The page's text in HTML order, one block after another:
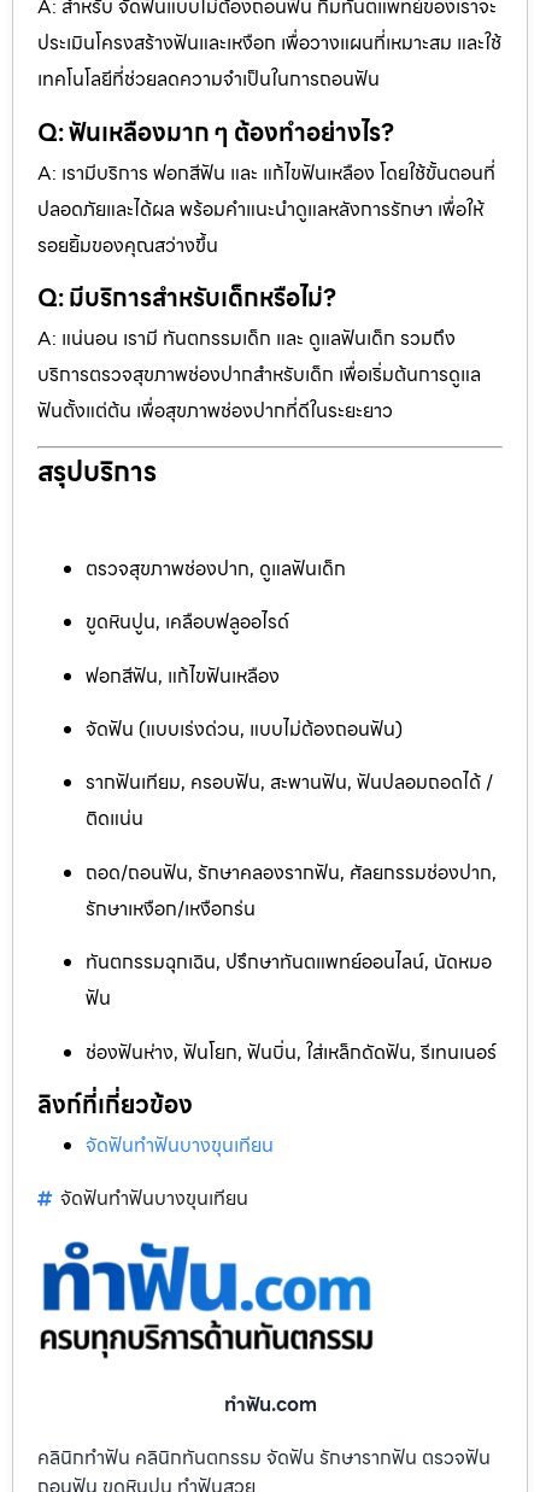
A: สำหรับ จัดฟันแบบไม่ต้องถอนฟัน ทีมทันตแพทย์ของเราจะ
ประเมินโครงสร้างฟันและเหงือก เพื่อวางแผนที่เหมาะสม และใช้
เทคโนโลยีที่ช่วยลดความจำเป็นในการถอนฟัน
Q: ฟันเหลืองมาก ๆ ต้องทำอย่างไร?
A: เรามีบริการ ฟอกสีฟัน และ แก้ไขฟันเหลือง โดยใช้ขั้นตอนที่
ปลอดภัยและได้ผล พร้อมคำแนะนำดูแลหลังการรักษา เพื่อให้
รอยยิ้มของคุณสว่างขึ้น
Q: มีบริการสำหรับเด็กหรือไม่?
A: แน่นอน เรามี ทันตกรรมเด็ก และ ดูแลฟันเด็ก รวมถึง
บริการตรวจสุขภาพช่องปากสำหรับเด็ก เพื่อเริ่มต้นการดูแล
ฟันตั้งแต่ต้น เพื่อสุขภาพช่องปากที่ดีในระยะยาว
สรุปบริการ
ตรวจสุขภาพช่องปาก, ดูแลฟันเด็ก
ขูดหินปูน, เคลือบฟลูออไรด์
ฟอกสีฟัน, แก้ไขฟันเหลือง
จัดฟัน (แบบเร่งด่วน, แบบไม่ต้องถอนฟัน)
รากฟันเทียม, ครอบฟัน, สะพานฟัน, ฟันปลอมถอดได้ /
ติดแน่น
ถอด/ถอนฟัน, รักษาคลองรากฟัน, ศัลยกรรมช่องปาก,
รักษาเหงือก/เหงือกร่น
ทันตกรรมฉุกเฉิน, ปรึกษาทันตแพทย์ออนไลน์, นัดหมอ
ฟัน
ช่องฟันห่าง, ฟันโยก, ฟันบิ่น, ใส่เหล็กดัดฟัน, รีเทนเนอร์
ลิงก์ที่เกี่ยวข้อง
จัดฟันทำฟันบางขุนเทียน
จัดฟันทำฟันบางขุนเทียน
ทําฟัน.com
คลินิกทำฟัน คลินิกทันตกรรม จัดฟัน รักษารากฟัน ตรวจฟัน